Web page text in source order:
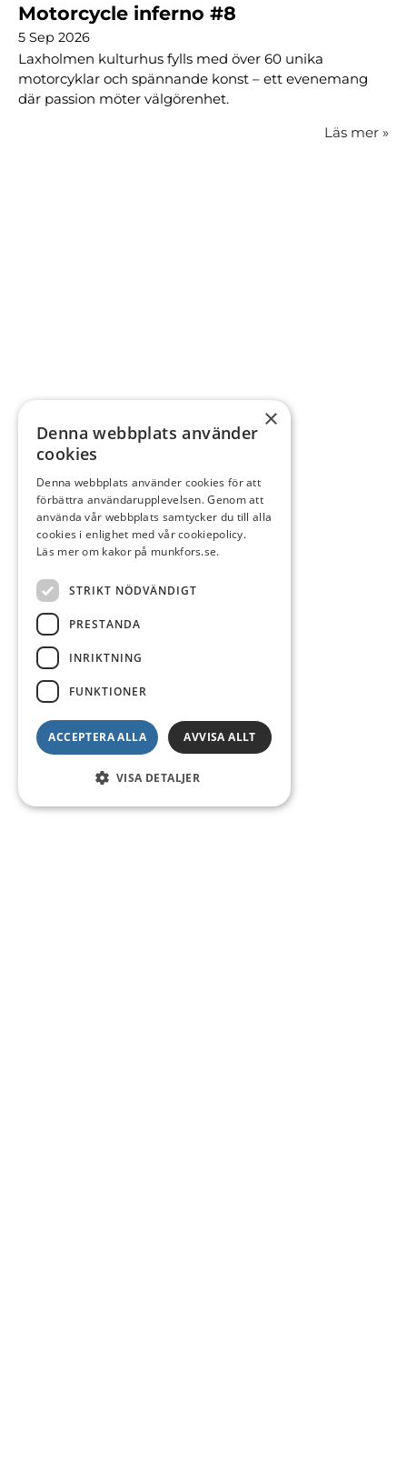
Motorcycle inferno #8
5 Sep 2026
Laxholmen kulturhus fylls med över 60 unika
motorcyklar och spännande konst – ett evenemang
där passion möter välgörenhet.
Läs mer »
×
Denna webbplats använder
cookies
Denna webbplats använder cookies för att
förbättra användarupplevelsen. Genom att
använda vår webbplats samtycker du till alla
cookies i enlighet med vår cookiepolicy.
Läs mer om kakor på munkfors.se.
STRIKT NÖDVÄNDIGT
PRESTANDA
INRIKTNING
FUNKTIONER
ACCEPTERA ALLA AVVISA ALLT
VISA DETALJER